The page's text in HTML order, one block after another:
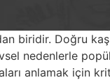
biridir. Doğru
nedenlerle
anlamak için